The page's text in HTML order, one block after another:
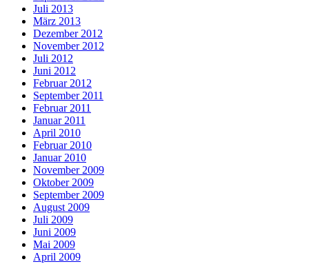
Juli 2013
März 2013
Dezember 2012
November 2012
Juli 2012
Juni 2012
Februar 2012
September 2011
Februar 2011
Januar 2011
April 2010
Februar 2010
Januar 2010
November 2009
Oktober 2009
September 2009
August 2009
Juli 2009
Juni 2009
Mai 2009
April 2009